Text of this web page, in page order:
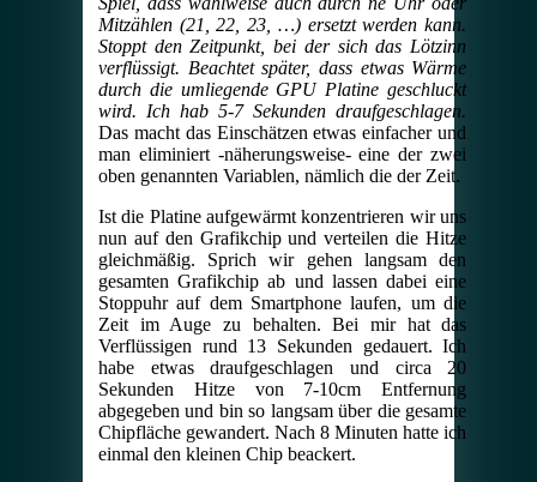
Mitzählen (21, 22, 23, …) ersetzt werden kann.
Stoppt den Zeitpunkt, bei der sich das Lötzinn
verflüssigt. Beachtet später, dass etwas Wärme
durch die umliegende GPU Platine geschluckt
wird. Ich hab 5-7 Sekunden draufgeschlagen.
Das macht das Einschätzen etwas einfacher und
man eliminiert -näherungsweise- eine der zwei
oben genannten Variablen, nämlich die der Zeit.
Ist die Platine aufgewärmt konzentrieren wir uns
nun auf den Grafikchip und verteilen die Hitze
gleichmäßig. Sprich wir gehen langsam den
gesamten Grafikchip ab und lassen dabei eine
Stoppuhr auf dem Smartphone laufen, um die
Zeit im Auge zu behalten. Bei mir hat das
Verflüssigen rund 13 Sekunden gedauert. Ich
habe etwas draufgeschlagen und circa 20
Sekunden Hitze von 7-10cm Entfernung
abgegeben und bin so langsam über die gesamte
Chipfläche gewandert. Nach 8 Minuten hatte ich
einmal den kleinen Chip beackert.